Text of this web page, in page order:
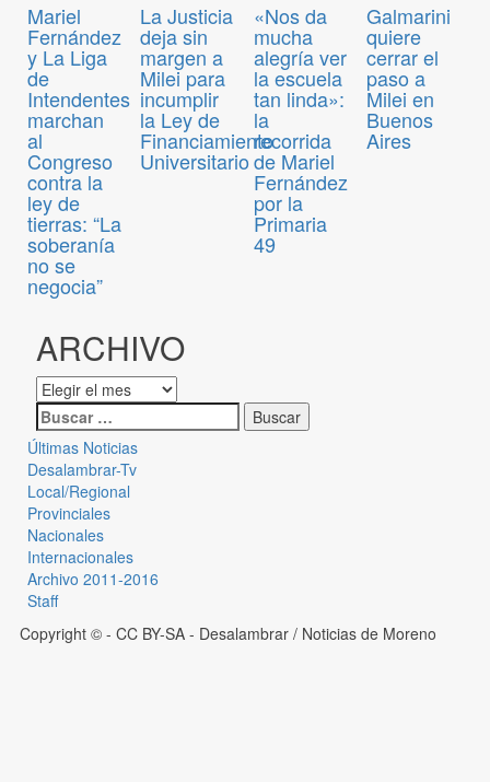
Mariel
Fernández
y La Liga
de
Intendentes
marchan
al
Congreso
contra la
ley de
tierras: “La
soberanía
no se
negocia”
La Justicia
deja sin
margen a
Milei para
incumplir
la Ley de
Financiamiento
Universitario
«Nos da
mucha
alegría ver
la escuela
tan linda»:
la
recorrida
de Mariel
Fernández
por la
Primaria
49
Galmarini
quiere
cerrar el
paso a
Milei en
Buenos
Aires
ARCHIVO
Últimas Noticias
Desalambrar-Tv
Local/Regional
Provinciales
Nacionales
Internacionales
Archivo 2011-2016
Staff
Copyright © - CC BY-SA - Desalambrar / Noticias de Moreno